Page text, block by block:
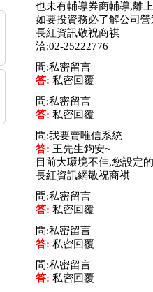
也未有輔導券商輔導,離
如要投資務必了解公司營
長紅資訊敬祝商祺
洽:02-25222776
問:私密留言
答: 私密回覆
問:私密留言
答: 私密回覆
問:我要賣唯信系統
答: 王先生鈞安~
目前大環境不佳,您設定
長紅資訊網敬祝商祺
問:私密留言
答: 私密回覆
問:私密留言
答: 私密回覆
問:私密留言
答: 私密回覆